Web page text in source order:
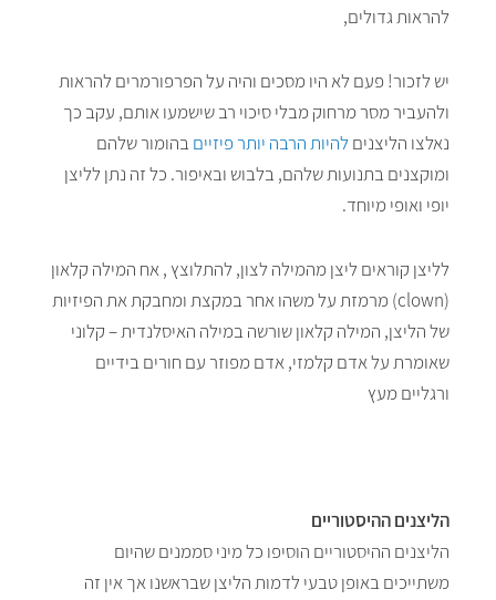
להראות גדולים,
יש לזכור! פעם לא היו מסכים והיה על הפרפורמרים להראות
ולהעביר מסר מרחוק מבלי סיכוי רב שישמעו אותם, עקב כך
נאלצו הליצניםלהיות הרבה יותר פיזיים בהומור שלהם
ומוקצנים בתנועות שלהם, בלבוש ובאיפור. כל זה נתן לליצן
יופי ואופי מיוחד.
לליצן קוראים ליצן מהמילה לצון, להתלוצץ , אח המילה קלאון
(clown) מרמזת על משהו אחר במקצת ומחבקת את הפיזיות
של הליצן, המילה קלאון שורשה במילה האיסלנדית – קלוני
שאומרת על אדם קלמזי, אדם מפוזר עם חורים בידיים
ורגליים מעץ
הליצנים ההיסטוריים
הליצנים ההיסטוריים הוסיפו כל מיני סממנים שהיום
משתייכים באופן טבעי לדמות הליצן שבראשנו אך אין זה